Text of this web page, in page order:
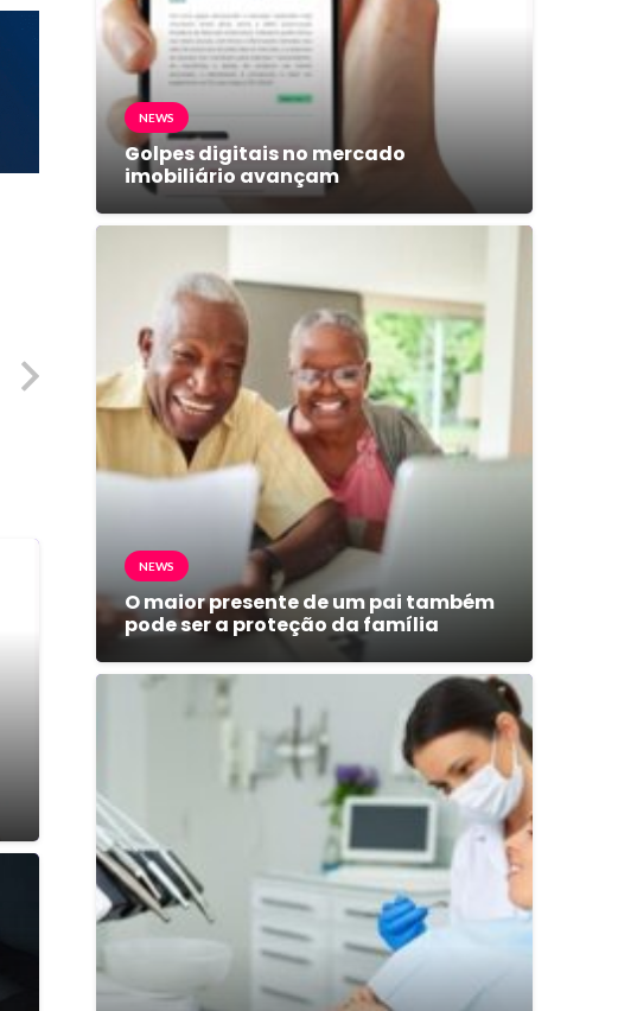
NEWS
Golpes digitais no mercado
imobiliário avançam
NEWS
O maior presente de um pai também
pode ser a proteção da família